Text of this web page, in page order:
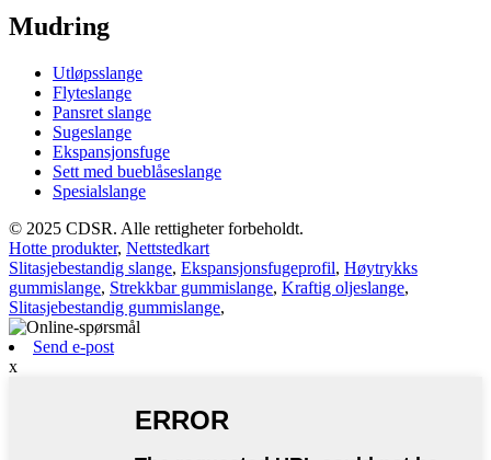
Mudring
Utløpsslange
Flyteslange
Pansret slange
Sugeslange
Ekspansjonsfuge
Sett med bueblåseslange
Spesialslange
© 2025 CDSR. Alle rettigheter forbeholdt.
Hotte produkter, Nettstedkart
Slitasjebestandig slange, Ekspansjonsfugeprofil, Høytrykks
gummislange, Strekkbar gummislange, Kraftig oljeslange,
Slitasjebestandig gummislange,
Send e-post
x